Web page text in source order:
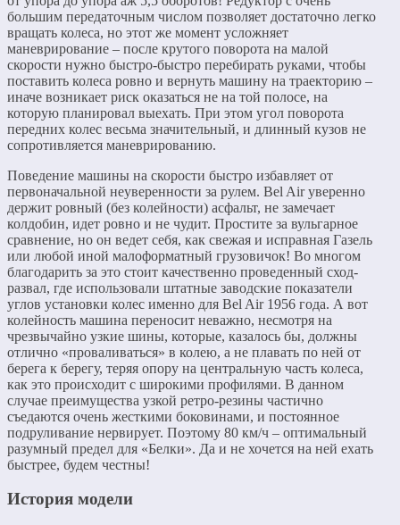
большим передаточным числом позволяет достаточно легко
вращать колеса, но этот же момент усложняет
маневрирование – после крутого поворота на малой
скорости нужно быстро-быстро перебирать руками, чтобы
поставить колеса ровно и вернуть машину на траекторию –
иначе возникает риск оказаться не на той полосе, на
которую планировал выехать. При этом угол поворота
передних колес весьма значительный, и длинный кузов не
сопротивляется маневрированию.
Поведение машины на скорости быстро избавляет от
первоначальной неуверенности за рулем. Bel Air уверенно
держит ровный (без колейности) асфальт, не замечает
колдобин, идет ровно и не чудит. Простите за вульгарное
сравнение, но он ведет себя, как свежая и исправная Газель
или любой иной малоформатный грузовичок! Во многом
благодарить за это стоит качественно проведенный сход-
развал, где использовали штатные заводские показатели
углов установки колес именно для Bel Air 1956 года. А вот
колейность машина переносит неважно, несмотря на
чрезвычайно узкие шины, которые, казалось бы, должны
отлично «проваливаться» в колею, а не плавать по ней от
берега к берегу, теряя опору на центральную часть колеса,
как это происходит с широкими профилями. В данном
случае преимущества узкой ретро-резины частично
съедаются очень жесткими боковинами, и постоянное
подруливание нервирует. Поэтому 80 км/ч – оптимальный
разумный предел для «Белки». Да и не хочется на ней ехать
быстрее, будем честны!
История модели